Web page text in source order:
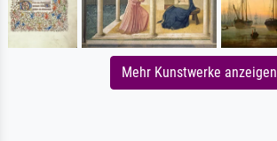
Mehr Kunstwerke anzeigen